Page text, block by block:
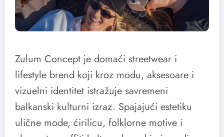
Zulum Concept je domaći streetwear i
lifestyle brend koji kroz modu, aksesoare i
vizuelni identitet istražuje savremeni
balkanski kulturni izraz. Spajajući estetiku
ulične mode, ćirilicu, folklorne motive i